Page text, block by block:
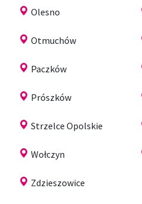
Olesno
Otmuchów
Paczków
Prószków
Strzelce Opolskie
Wołczyn
Zdzieszowice